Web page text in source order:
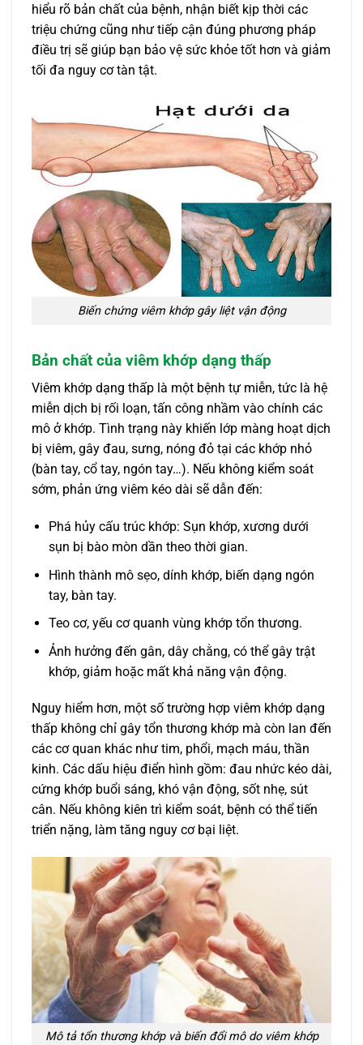
hiểu rõ bản chất của bệnh, nhận biết kịp thời các
triệu chứng cũng như tiếp cận đúng phương pháp
điều trị sẽ giúp bạn bảo vệ sức khỏe tốt hơn và giảm
tối đa nguy cơ tàn tật.
Biến chứng viêm khớp gây liệt vận động
Bản chất của viêm khớp dạng thấp
Viêm khớp dạng thấp là một bệnh tự miễn, tức là hệ
miễn dịch bị rối loạn, tấn công nhầm vào chính các
mô ở khớp. Tình trạng này khiến lớp màng hoạt dịch
bị viêm, gây đau, sưng, nóng đỏ tại các khớp nhỏ
(bàn tay, cổ tay, ngón tay…). Nếu không kiểm soát
sớm, phản ứng viêm kéo dài sẽ dẫn đến:
Phá hủy cấu trúc khớp: Sụn khớp, xương dưới
sụn bị bào mòn dần theo thời gian.
Hình thành mô sẹo, dính khớp, biến dạng ngón
tay, bàn tay.
Teo cơ, yếu cơ quanh vùng khớp tổn thương.
Ảnh hưởng đến gân, dây chằng, có thể gây trật
khớp, giảm hoặc mất khả năng vận động.
Nguy hiểm hơn, một số trường hợp viêm khớp dạng
thấp không chỉ gây tổn thương khớp mà còn lan đến
các cơ quan khác như tim, phổi, mạch máu, thần
kinh. Các dấu hiệu điển hình gồm: đau nhức kéo dài,
cứng khớp buổi sáng, khó vận động, sốt nhẹ, sút
cân. Nếu không kiên trì kiểm soát, bệnh có thể tiến
triển nặng, làm tăng nguy cơ bại liệt.
Mô tả tổn thương khớp và biến đổi mô do viêm khớp